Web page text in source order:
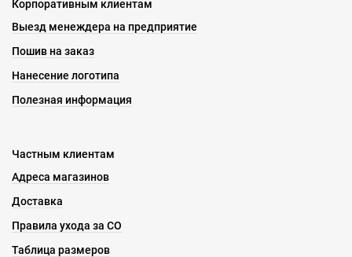
Корпоративным клиентам
Выезд менеждера на предприятие
Пошив на заказ
Нанесение логотипа
Полезная информация
Частным клиентам
Адреса магазинов
Доставка
Правила ухода за СО
Таблица размеров